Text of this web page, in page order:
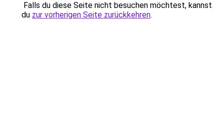
Falls du diese Seite nicht besuchen möchtest, kannst
du zur vorherigen Seite zurückkehren.